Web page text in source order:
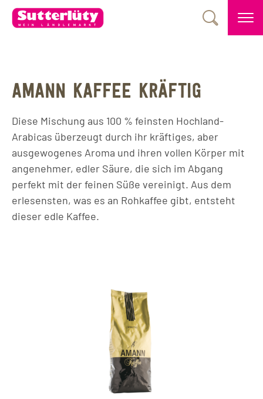
AMANN KAFFEE KRÄFTIG
Diese Mischung aus 100 % feinsten Hochland-
Arabicas überzeugt durch ihr kräftiges, aber
ausgewogenes Aroma und ihren vollen Körper mit
angenehmer, edler Säure, die sich im Abgang
perfekt mit der feinen Süße vereinigt. Aus dem
erlesensten, was es an Rohkaffee gibt, entsteht
dieser edle Kaffee.